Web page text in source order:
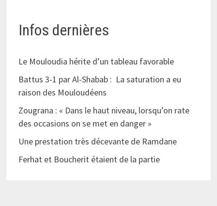
Infos dernières
Le Mouloudia hérite d’un tableau favorable
Battus 3-1 par Al-Shabab : La saturation a eu
raison des Mouloudéens
Zougrana : « Dans le haut niveau, lorsqu’on rate
des occasions on se met en danger »
Une prestation très décevante de Ramdane
Ferhat et Boucherit étaient de la partie